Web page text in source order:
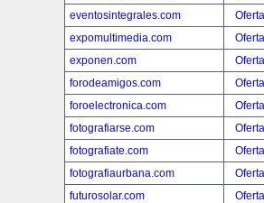
eventosintegrales.com
expomultimedia.com
exponen.com
forodeamigos.com
foroelectronica.com
fotografiarse.com
fotografiate.com
fotografiaurbana.com
futurosolar.com